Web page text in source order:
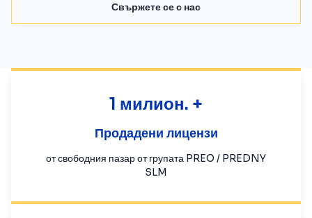
Свържете се с нас
1 милион. +
Продадени лицензи
от свободния пазар от групата PREO / PREDNY
SLM